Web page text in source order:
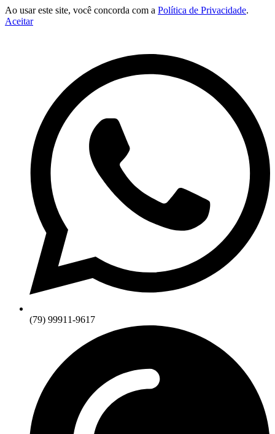
Ao usar este site, você concorda com a Política de Privacidade.
Aceitar
(79) 99911-9617